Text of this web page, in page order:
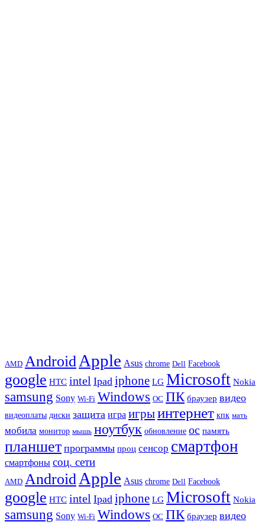
AMD Android Apple Asus chrome Dell Facebook
google HTC intel Ipad iphone LG Microsoft Nokia
samsung Sony Wi-Fi Windows ОС ПК браузер видео
видеоплаты диски защита игра игрыинтернет кпк мать
мобила монитор мышь ноутбук обновление ос память
планшет программы проц сенсор смартфон
смартфоны соц. сети
AMD Android Apple Asus chrome Dell Facebook
google HTC intel Ipad iphone LG Microsoft Nokia
samsung Sony Wi-Fi Windows ОС ПК браузер видео